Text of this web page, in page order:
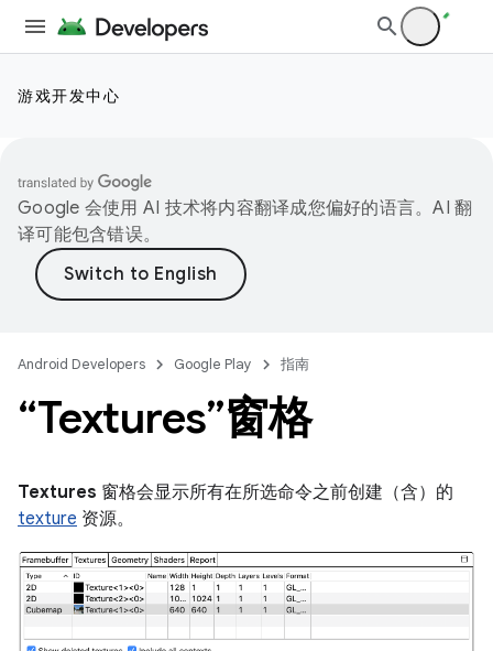
游戏开发中心
Google 会使用 AI 技术将内容翻译成您偏好的语言。AI 翻
译可能包含错误。
Android Developers Google Play 指南
“Textures”窗格
Textures 窗格会显示所有在所选命令之前创建（含）的
texture 资源。